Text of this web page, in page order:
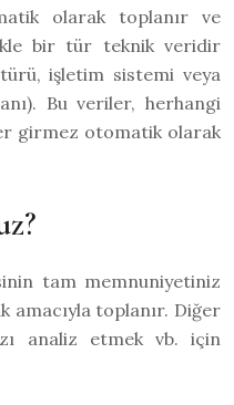
olarak toplanır ve
bir tür teknik veridir
işletim sistemi veya
Bu veriler, herhangi
girmez otomatik olarak
tam memnuniyetiniz
amacıyla toplanır. Diğer
analiz etmek vb. için